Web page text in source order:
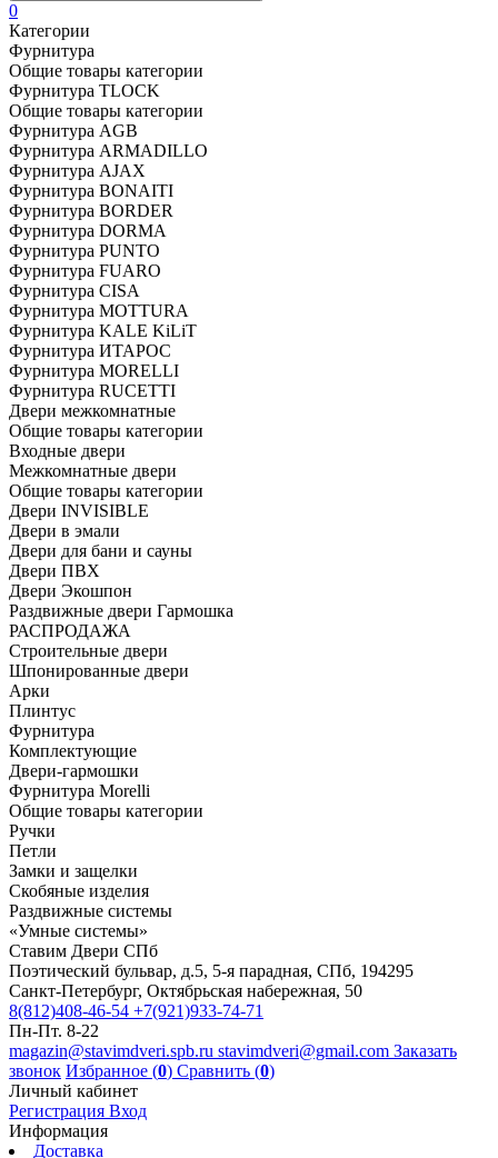
0
Категории
Фурнитура
Общие товары категории
Фурнитура TLOCK
Общие товары категории
Фурнитура AGB
Фурнитура ARMADILLO
Фурнитура AJAX
Фурнитура BONAITI
Фурнитура BORDER
Фурнитура DORMA
Фурнитура PUNTO
Фурнитура FUARO
Фурнитура CISA
Фурнитура MOTTURA
Фурнитура KALE KiLiT
Фурнитура ИТАРОС
Фурнитура MORELLI
Фурнитура RUCETTI
Двери межкомнатные
Общие товары категории
Входные двери
Межкомнатные двери
Общие товары категории
Двери INVISIBLE
Двери в эмали
Двери для бани и сауны
Двери ПВХ
Двери Экошпон
Раздвижные двери Гармошка
РАСПРОДАЖА
Строительные двери
Шпонированные двери
Арки
Плинтус
Фурнитура
Комплектующие
Двери-гармошки
Фурнитура Morelli
Общие товары категории
Ручки
Петли
Замки и защелки
Скобяные изделия
Раздвижные системы
«Умные системы»
Ставим Двери СПб
Поэтический бульвар, д.5, 5-я парадная, СПб, 194295
Санкт-Петербург, Октябрьская набережная, 50
8(812)408-46-54 +7(921)933-74-71
Пн-Пт. 8-22
magazin@stavimdveri.spb.ru stavimdveri@gmail.com Заказать
звонок Избранное (0) Сравнить (0)
Личный кабинет
Регистрация Вход
Информация
Доставка